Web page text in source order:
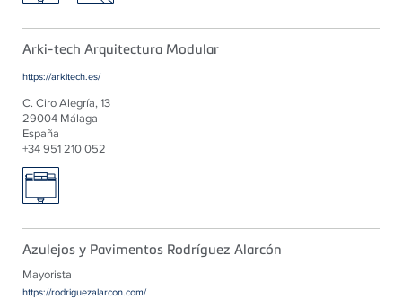
Arki-tech Arquitectura Modular
https://arkitech.es/
C. Ciro Alegría, 13
29004 Málaga
España
+34 951 210 052
Azulejos y Pavimentos Rodríguez Alarcón
Mayorista
https://rodriguezalarcon.com/